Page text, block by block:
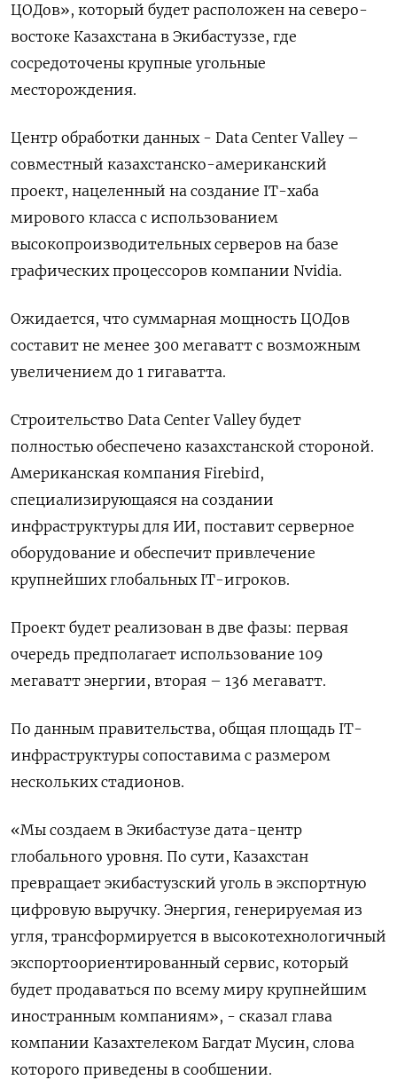
ЦОДов», который будет расположен на северо-
востоке Казахстана в Экибастуззе, ​где
сосредоточены крупные угольные
месторождения.
Центр обработки данных - Data Center ‌Valley –
совместный казахстанско-американский
проект, нацеленный на создание IT-хаба
мирового класса с использованием ​
высокопроизводительных серверов на базе
графических процессоров компании Nvidia.
Ожидается, что суммарная ‌мощность ЦОДов
составит не менее 300 мегаватт с возможным
увеличением до 1 гигаватта.
Строительство Data Center Valley будет
полностью ​обеспечено казахстанской стороной.
Американская ​компания Firebird,
специализирующаяся ‌на создании
инфраструктуры для ИИ, поставит серверное
оборудование и обеспечит привлечение ​
крупнейших глобальных IT-игроков.
Проект будет реализован в две фазы: первая
очередь предполагает использование 109
мегаватт энергии, вторая – 136 мегаватт.
По данным правительства, общая площадь IT-
инфраструктуры сопоставима с размером
нескольких стадионов.
«Мы создаем в Экибастузе дата-центр
глобального уровня. По сути, Казахстан
превращает экибастузский уголь в экспортную
цифровую выручку. Энергия, генерируемая из ​
угля, трансформируется в высокотехнологичный
⁠экспортоориентированный сервис, который
будет продаваться по всему миру крупнейшим
иностранным компаниям», - сказал глава
компании Казахтелеком Багдат ‌Мусин, слова
которого приведены в сообшении.